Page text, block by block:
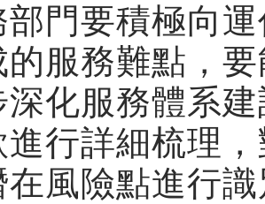
部門要積極向
服務難點，
化服務體系
進行詳細梳理
風險點進行